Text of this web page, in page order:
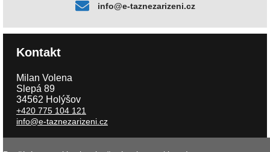
info@e-taznezarizeni.cz
Kontakt
Milan Volena
Slepá 89
34562 Holýšov
+420 775 104 121
info@e-taznezarizeni.cz